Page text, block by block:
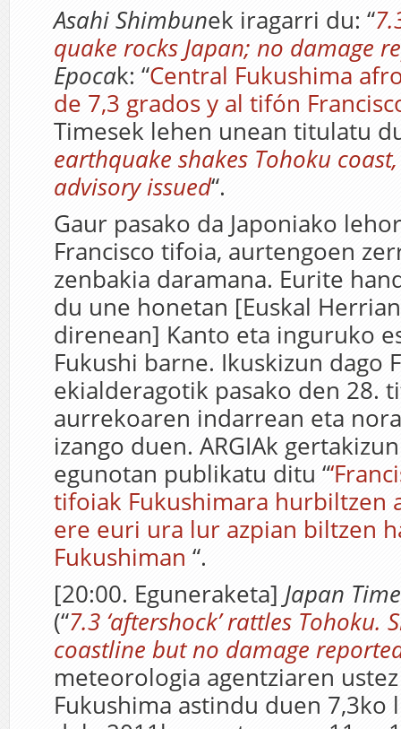
Asahi Shimbunek iragarri du: “
quake rocks Japan; no damage
Epocak: “Central Fukushima
de 7,3 grados y al tifón
Timesek lehen unean titulatu
earthquake shakes Tohoku
advisory issued“.
Gaur pasako da Japoniako
Francisco tifoia, aurtengoen
zenbakia daramana. Eurite
du une honetan [Euskal
direnean] Kanto eta inguruko
Fukushi barne. Ikuskizun dago
ekialderagotik pasako den 28.
aurrekoaren indarrean eta
izango duen. ARGIAk
egunotan publikatu ditu “
tifoiak Fukushimara hurbiltzen
ere euri ura lur azpian biltzen
Fukushiman “.
[20:00. Eguneraketa] Japan
(“7.3 ‘aftershock’ rattles Tohoku.
coastline but no damage
meteorologia agentziaren
Fukushima astindu duen 7,3ko